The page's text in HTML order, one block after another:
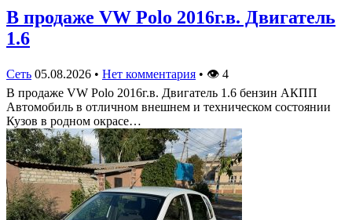
В продаже VW Polo 2016г.в. Двигатель
1.6
Сеть 05.08.2026 • Нет комментария • 👁 4
В продаже VW Polo 2016г.в. Двигатель 1.6 бензин АКПП
Автомобиль в отличном внешнем и техническом состоянии
Кузов в родном окрасе…